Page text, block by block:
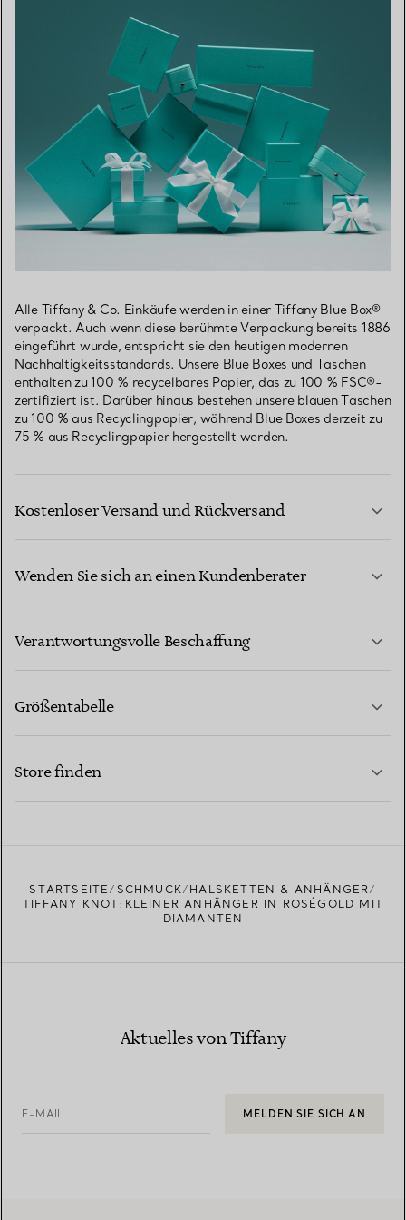
Alle Tiffany & Co. Einkäufe werden in einer Tiffany Blue Box®
verpackt. Auch wenn diese berühmte Verpackung bereits 1886
eingeführt wurde, entspricht sie den heutigen modernen
Nachhaltigkeitsstandards. Unsere Blue Boxes und Taschen
enthalten zu 100 % recycelbares Papier, das zu 100 % FSC®-
zertifiziert ist. Darüber hinaus bestehen unsere blauen Taschen
zu 100 % aus Recyclingpapier, während Blue Boxes derzeit zu
75 % aus Recyclingpapier hergestellt werden.
Kostenloser Versand und Rückversand
Wenden Sie sich an einen Kundenberater
Verantwortungsvolle Beschaffung
Größentabelle
Store finden
STARTSEITE SCHMUCK
HALSKETTEN & ANHÄNGER
TIFFANY KNOT:KLEINER ANHÄNGER IN ROSÉGOLD MIT
DIAMANTEN
Aktuelles von Tiffany
E-MAIL MELDEN SIE SICH AN